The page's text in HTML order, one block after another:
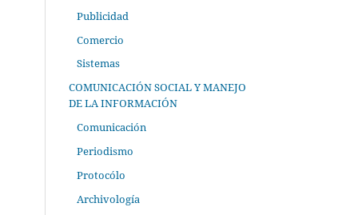
Publicidad
Comercio
Sistemas
COMUNICACIÓN SOCIAL Y MANEJO
DE LA INFORMACIÓN
Comunicación
Periodismo
Protocólo
Archivología